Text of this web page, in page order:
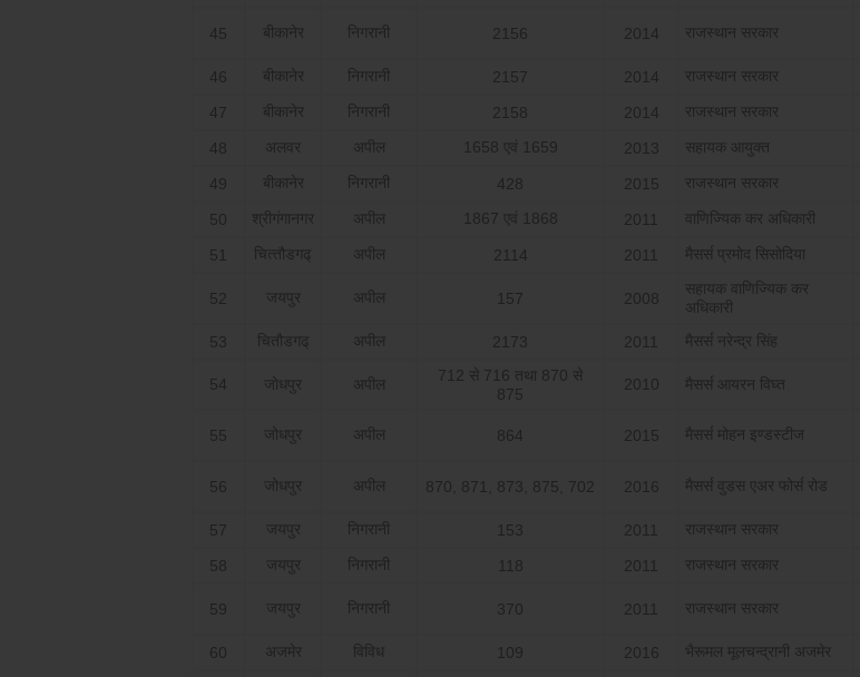
45 बीकानेर निगरानी 2156 2014 राजस्‍थान सरकार
46 बीकानेर निगरानी 2157 2014 राजस्‍थान सरकार
47 बीकानेर निगरानी 2158 2014 राजस्‍थान सरकार
48 अलवर अपील 1658 एवं 1659 2013 सहायक आयुक्‍त
49 बीकानेर निगरानी 428 2015 राजस्‍थान सरकार
50 श्रीगंगानगर अपील 1867 एवं 1868 2011 वाणिज्यिक कर अधिकारी
51 चित्‍तौडगढ् अपील 2114 2011 मैसर्स प्रमोद सिसोदिया
52 जयपुर अपील 157 2008
सहायक वाणिज्यिक कर
अधिकारी
53 चितौडगढ् अपील 2173 2011 मैसर्स नरेन्‍द्र सिंह
54 जोधपुर अपील
712 से 716 तथा 870 से
875
2010 मैसर्स आयरन विघ्‍त
55 जोधपुर अपील 864 2015 मैसर्स मोहन इण्‍डस्‍टीज
56 जोधपुर अपील 870, 871, 873, 875, 702 2016 मैसर्स वुडस एअर फोर्स रोड
57
जयपुर निगरानी 153 2011 राजस्‍थान सरकार
58 जयपुर निगरानी 118 2011 राजस्‍थान सरकार
59 जयपुर निगरानी 370 2011 राजस्‍थान सरकार
60 अजमेर विविध 109 2016 भैरूमल मूलचन्‍द्रानी अजमेर